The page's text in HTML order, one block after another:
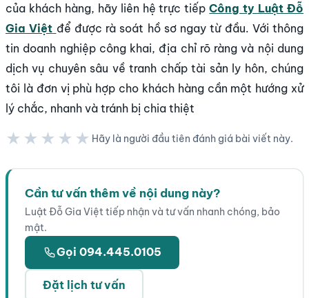
của khách hàng, hãy liên hệ trực tiếpCông ty Luật Đỗ
Gia Việt để được rà soát hồ sơ ngay từ đầu. Với thông
tin doanh nghiệp công khai, địa chỉ rõ ràng và nội dung
dịch vụ chuyên sâu về tranh chấp tài sản ly hôn, chúng
tôi là đơn vị phù hợp cho khách hàng cần một hướng xử
lý chắc, nhanh và tránh bị chia thiệt
★★★★★ Hãy là người đầu tiên đánh giá bài viết này.
Cần tư vấn thêm về nội dung này?
Luật Đỗ Gia Việt tiếp nhận và tư vấn nhanh chóng, bảo
mật.
Gọi 094.445.0105
Đặt lịch tư vấn